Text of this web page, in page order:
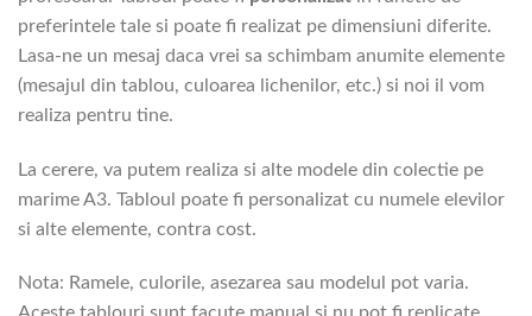
preferintele tale si poate fi realizat pe dimensiuni diferite.
Lasa-ne un mesaj daca vrei sa schimbam anumite elemente
(mesajul din tablou, culoarea lichenilor, etc.) si noi il vom
realiza pentru tine.
La cerere, va putem realiza si alte modele din colectie pe
marime A3. Tabloul poate fi personalizat cu numele elevilor
si alte elemente, contra cost.
Nota: Ramele, culorile, asezarea sau modelul pot varia.